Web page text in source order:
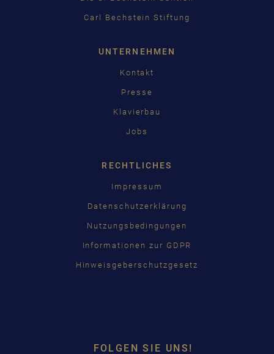
Carl Bechstein Stiftung
UNTERNEHMEN
Kontakt
Presse
Klavierbau
Jobs
RECHTLICHES
Impressum
Datenschutzerklärung
Nutzungsbedingungen
Informationen zur GDPR
Hinweisgeberschutzgesetz
FOLGEN SIE UNS!